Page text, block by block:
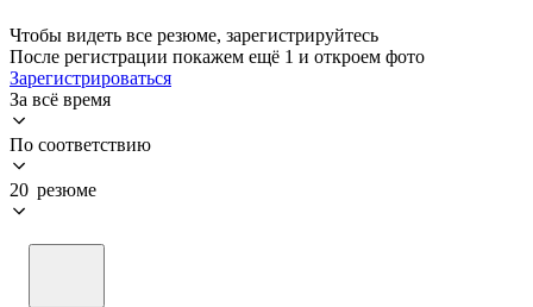
Чтобы видеть все резюме, зарегистрируйтесь
После регистрации покажем ещё 1 и откроем фото
Зарегистрироваться
За всё время
По соответствию
20 резюме